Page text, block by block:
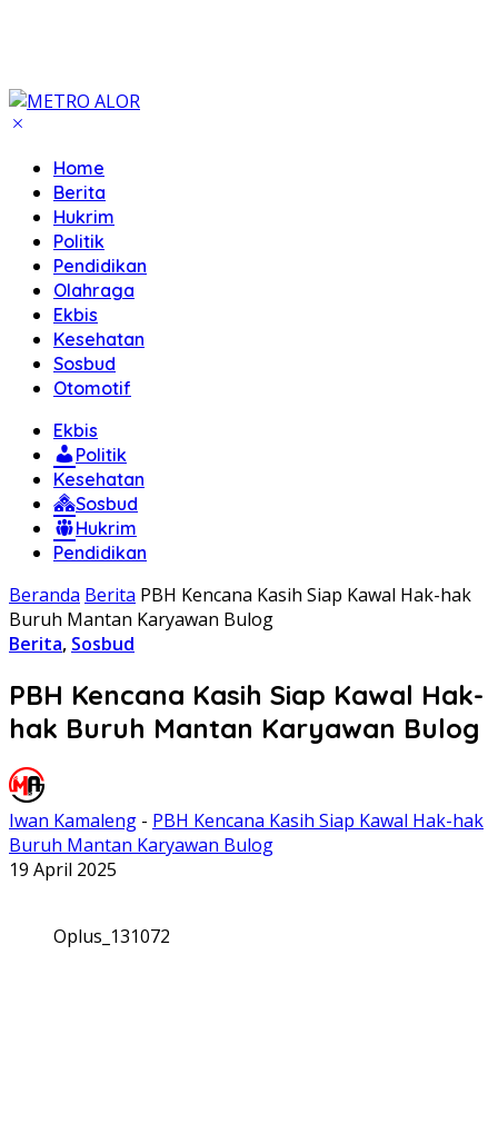
Home
Berita
Hukrim
Politik
Pendidikan
Olahraga
Ekbis
Kesehatan
Sosbud
Otomotif
Ekbis
Politik
Kesehatan
Sosbud
Hukrim
Pendidikan
Beranda Berita PBH Kencana Kasih Siap Kawal Hak-hak
Buruh Mantan Karyawan Bulog
Berita, Sosbud
PBH Kencana Kasih Siap Kawal Hak-
hak Buruh Mantan Karyawan Bulog
Iwan Kamaleng - PBH Kencana Kasih Siap Kawal Hak-hak
Buruh Mantan Karyawan Bulog
19 April 2025
Oplus_131072